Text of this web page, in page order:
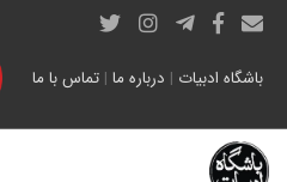
باشگاه ادبیات | درباره ما | تماس با ما